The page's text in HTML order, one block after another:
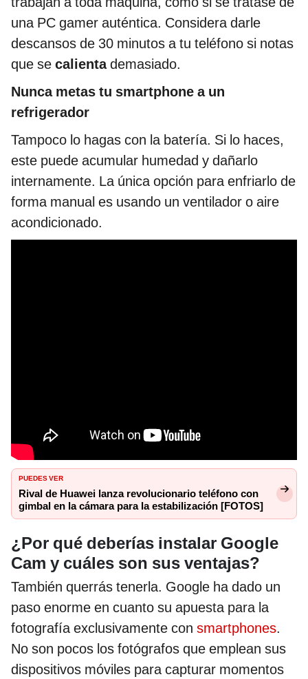
una PC gamer auténtica. Considera darle
descansos de 30 minutos a tu teléfono si notas
que se calientademasiado.
Nunca metas tu smartphone a un
refrigerador
Tampoco lo hagas con la batería. Si lo haces,
este puede acumular humedad y dañarlo
internamente. La única opción para enfriarlo de
forma manual es usando un ventilador o aire
acondicionado.
PUEDES VER
Rival de Huawei lanza revolucionario teléfono con
gimbal en la cámara para la estabilización [FOTOS]
¿Por qué deberías instalar Google
Cam y cuáles son sus ventajas?
También querrás tenerla. Google ha dado un
paso enorme en cuanto su apuesta para la
fotografía exclusivamente con smartphones.
No son pocos los fotógrafos que emplean sus
dispositivos móviles para capturar momentos